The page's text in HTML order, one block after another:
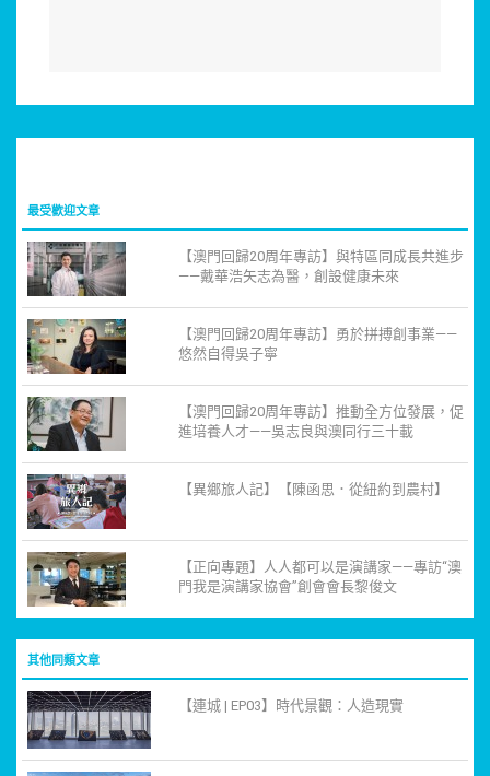
最受歡迎文章
【澳門回歸20周年專訪】與特區同成長共進步
——戴華浩矢志為醫，創設健康未來
【澳門回歸20周年專訪】勇於拼搏創事業——
悠然自得吳子寧
【澳門回歸20周年專訪】推動全方位發展，促
進培養人才——吳志良與澳同行三十載
【異鄉旅人記】【陳函思．從紐約到農村】
【正向專題】人人都可以是演講家——專訪“澳
門我是演講家協會”創會會長黎俊文
其他同類文章
【連城 | EP03】時代景觀：人造現實